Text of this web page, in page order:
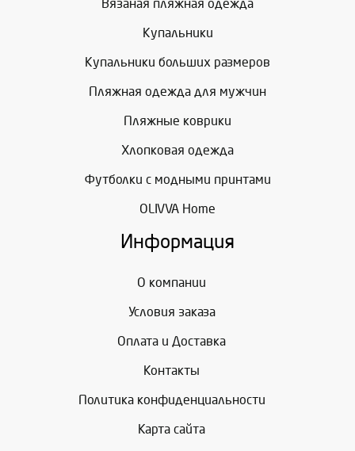
Вязаная пляжная одежда
Купальники
Купальники больших размеров
Пляжная одежда для мужчин
Пляжные коврики
Хлопковая одежда
Футболки с модными принтами
OLIVVA Home
Информация
О компании
Условия заказа
Оплата и Доставка
Контакты
Политика конфиденциальности
Карта сайта